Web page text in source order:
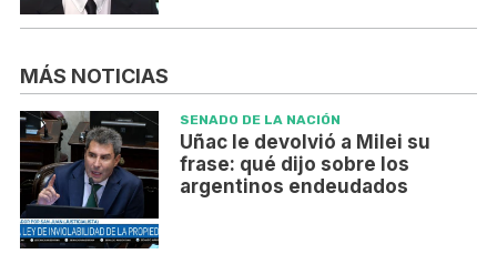
MÁS NOTICIAS
SENADO DE LA NACIÓN
Uñac le devolvió a Milei su
frase: qué dijo sobre los
argentinos endeudados